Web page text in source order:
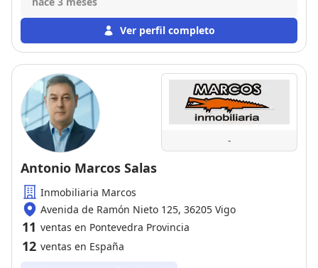
Ver perfil completo
-
Antonio Marcos Salas
Inmobiliaria Marcos
Avenida de Ramón Nieto 125, 36205 Vigo
11 ventas en Pontevedra Provincia
12 ventas en España